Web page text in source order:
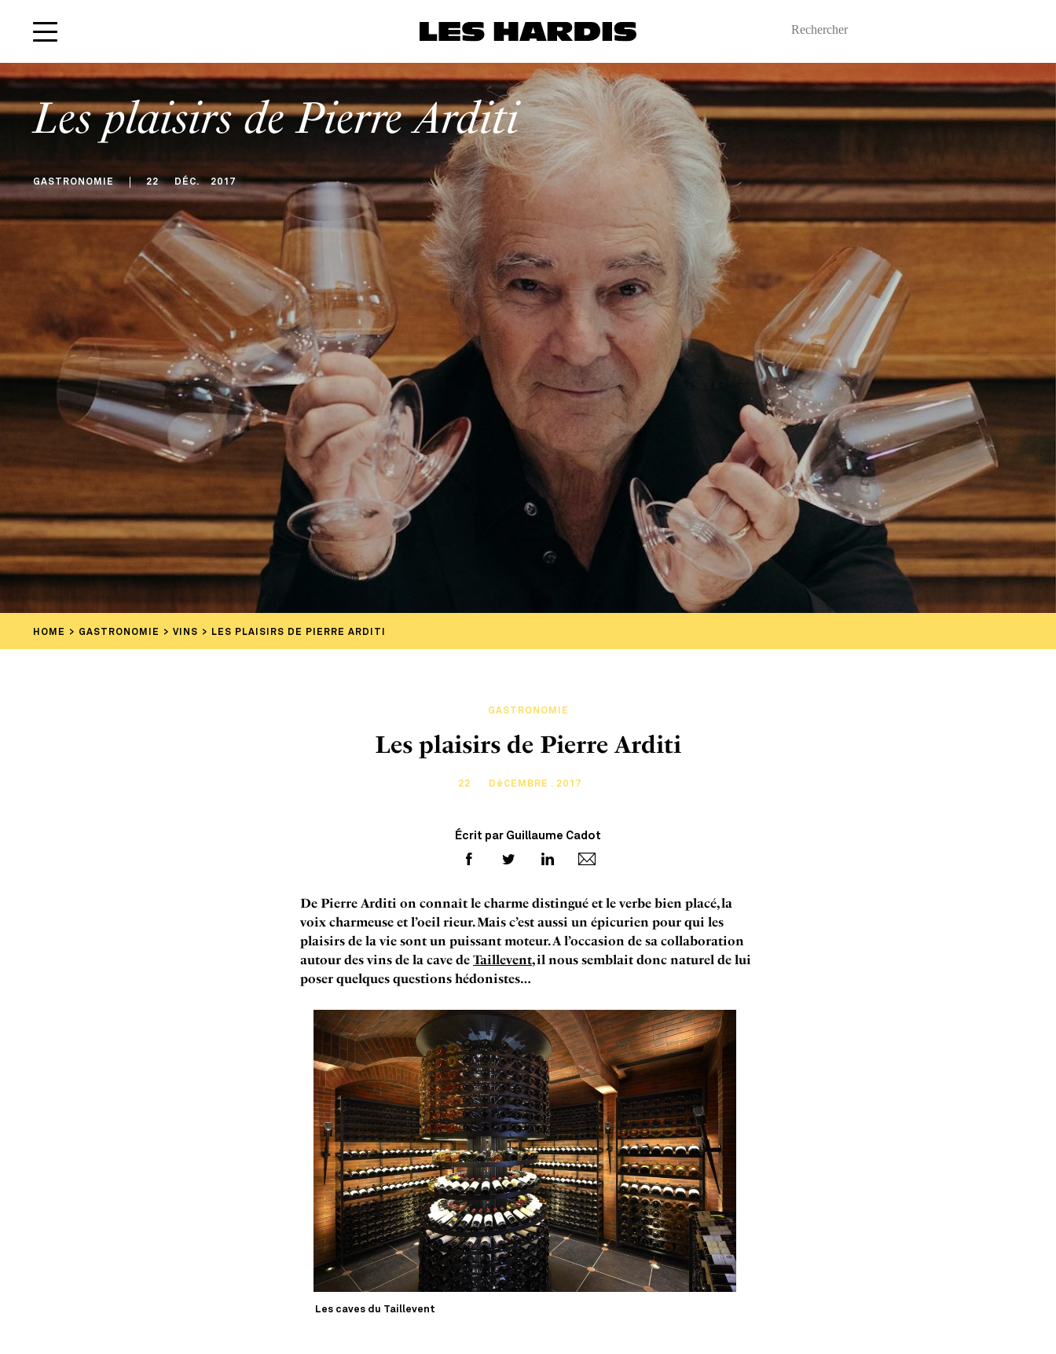
Les plaisirs de Pierre Arditi
GASTRONOMIE 22 DÉC. 2017
HOME GASTRONOMIE VINS LES PLAISIRS DE PIERRE ARDITI
GASTRONOMIE
Les plaisirs de Pierre Arditi
22 DéCEMBRE . 2017
Écrit par Guillaume Cadot
De Pierre Arditi on connaît le charme distingué et le verbe bien placé, la
voix charmeuse et l’oeil rieur. Mais c’est aussi un épicurien pour qui les
plaisirs de la vie sont un puissant moteur. A l’occasion de sa collaboration
autour des vins de la cave de Taillevent, il nous semblait donc naturel de lui
poser quelques questions hédonistes…
Les caves du Taillevent